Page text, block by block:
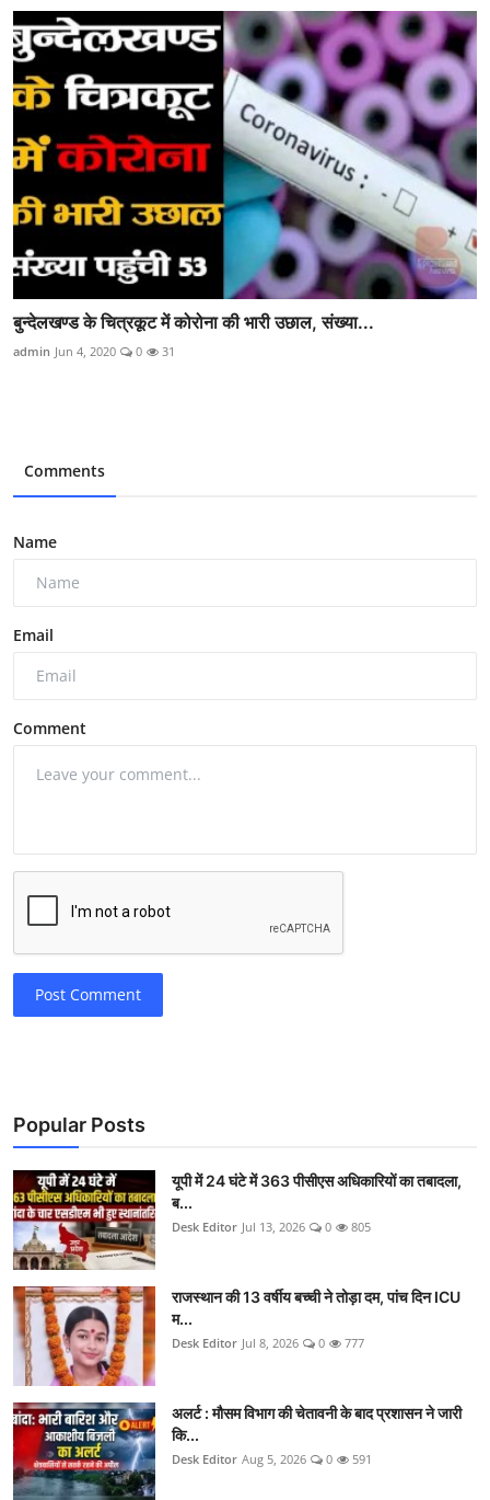
बुन्देलखण्ड के चित्रकूट में कोरोना की भारी उछाल, संख्या...
admin Jun 4, 2020 0 31
Comments
Name
Email
Comment
Post Comment
Popular Posts
यूपी में 24 घंटे में 363 पीसीएस अधिकारियों का तबादला,
ब...
Desk Editor Jul 13, 2026 0 805
राजस्थान की 13 वर्षीय बच्ची ने तोड़ा दम, पांच दिन ICU
म...
Desk Editor Jul 8, 2026 0 777
अलर्ट : मौसम विभाग की चेतावनी के बाद प्रशासन ने जारी
कि...
Desk Editor Aug 5, 2026 0 591